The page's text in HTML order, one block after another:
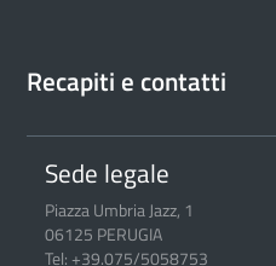
Recapiti e contatti
Sede legale
Piazza Umbria Jazz, 1
06125 PERUGIA
Tel: +39.075/5058753